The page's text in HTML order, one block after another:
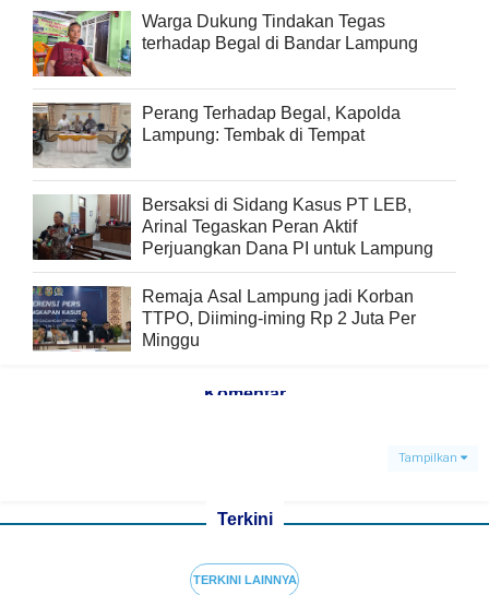
Warga Dukung Tindakan Tegas
terhadap Begal di Bandar Lampung
Perang Terhadap Begal, Kapolda
Lampung: Tembak di Tempat
Bersaksi di Sidang Kasus PT LEB,
Arinal Tegaskan Peran Aktif
Perjuangkan Dana PI untuk Lampung
Remaja Asal Lampung jadi Korban
TTPO, Diiming-iming Rp 2 Juta Per
Minggu
Komentar
Tampilkan
Terkini
TERKINI LAINNYA